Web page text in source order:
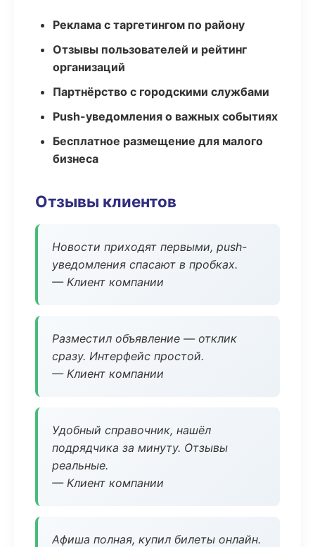
Реклама с таргетингом по району
Отзывы пользователей и рейтинг
организаций
Партнёрство с городскими службами
Push-уведомления о важных событиях
Бесплатное размещение для малого
бизнеса
Отзывы клиентов
Новости приходят первыми, push-
уведомления спасают в пробках.
— Клиент компании
Разместил объявление — отклик
сразу. Интерфейс простой.
— Клиент компании
Удобный справочник, нашёл
подрядчика за минуту. Отзывы
реальные.
— Клиент компании
Афиша полная, купил билеты онлайн.